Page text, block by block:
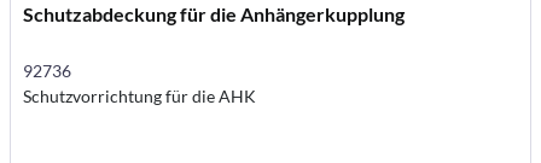
Schutzabdeckung für die Anhängerkupplung
92736
Schutzvorrichtung für die AHK